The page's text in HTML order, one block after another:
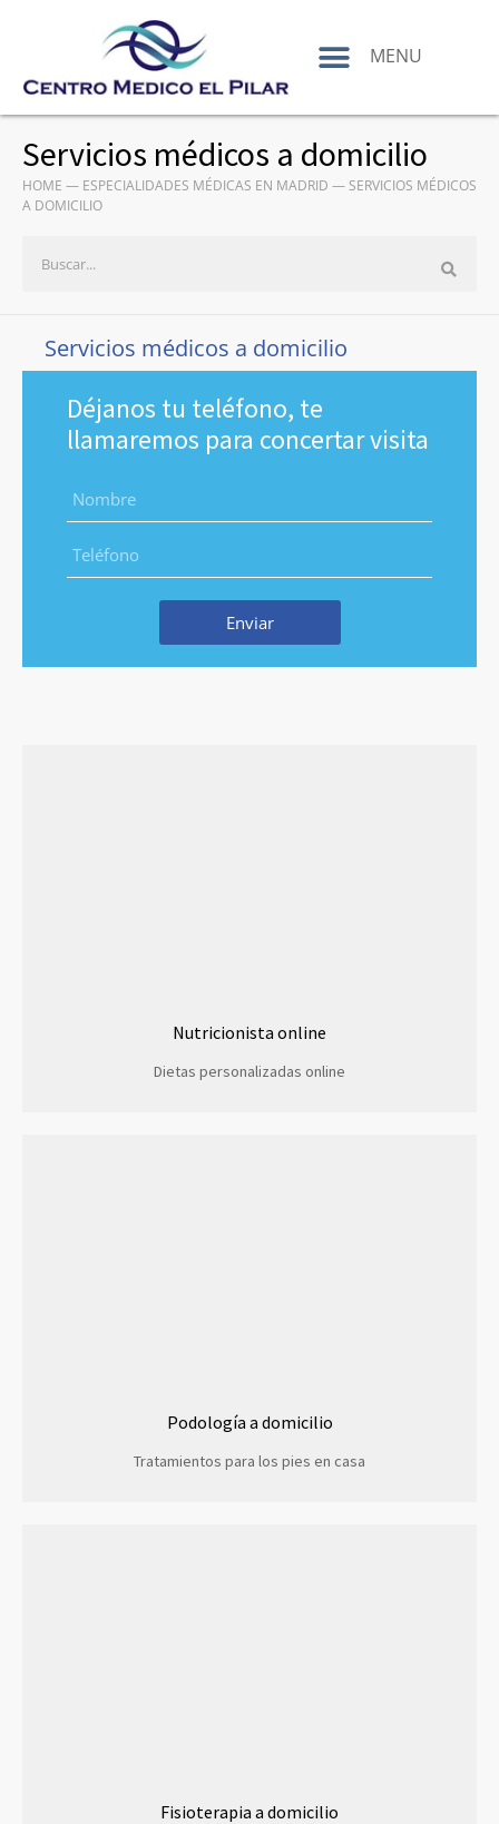
MENU
Servicios médicos a domicilio
HOME — ESPECIALIDADES MÉDICAS EN MADRID —SERVICIOS MÉDICOS
A DOMICILIO
Servicios médicos a domicilio
Déjanos tu teléfono, te
llamaremos para concertar visita
Enviar
Nutricionista online
Dietas personalizadas online
Podología a domicilio
Tratamientos para los pies en casa
Fisioterapia a domicilio